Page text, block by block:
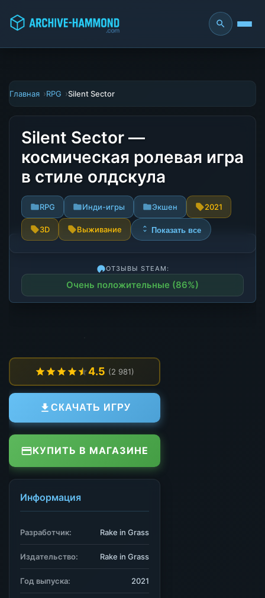
Главная RPG Silent Sector
Silent Sector —
космическая ролевая игра
в стиле олдскула
RPG Инди-игры Экшен 2021
3D Выживание Показать все
ОТЗЫВЫ STEAM:
Очень положительные (86%)
4.5 (2 981)
СКАЧАТЬ ИГРУ
КУПИТЬ В МАГАЗИНЕ
Информация
Разработчик: Rake in Grass
Издательство: Rake in Grass
Год выпуска: 2021